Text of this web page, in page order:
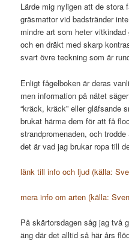
Lärde mig nyligen att de stora
gräsmattor vid badstränder
mindre art som heter
och en dräkt med skarp
svart övre teckning som är
Enligt fågelboken är deras
men information på nätet
“kräck, kräck” eller gläfsande
brukat härma dem för att få
strandpromenaden, och
det är vad jag brukar ropa till
länk till info och ljud (källa:
mera info om arten (källa:
På skärtorsdagen såg jag två
äng där det alltid så här års